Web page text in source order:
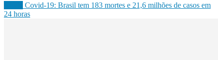
Covid-19: Brasil tem 183 mortes e 21,6 milhões de casos em
24 horas